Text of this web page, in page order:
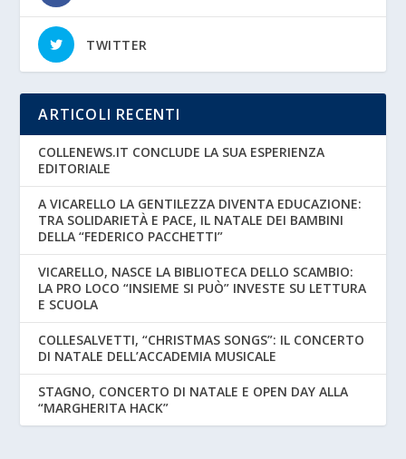
TWITTER
ARTICOLI RECENTI
COLLENEWS.IT CONCLUDE LA SUA ESPERIENZA
EDITORIALE
A VICARELLO LA GENTILEZZA DIVENTA EDUCAZIONE:
TRA SOLIDARIETÀ E PACE, IL NATALE DEI BAMBINI
DELLA “FEDERICO PACCHETTI”
VICARELLO, NASCE LA BIBLIOTECA DELLO SCAMBIO:
LA PRO LOCO “INSIEME SI PUÒ” INVESTE SU LETTURA
E SCUOLA
COLLESALVETTI, “CHRISTMAS SONGS”: IL CONCERTO
DI NATALE DELL’ACCADEMIA MUSICALE
STAGNO, CONCERTO DI NATALE E OPEN DAY ALLA
“MARGHERITA HACK”